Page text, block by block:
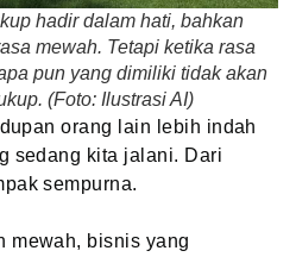
hadir dalam hati, bahkan
mewah. Tetapi ketika rasa
pun yang dimiliki tidak akan
(Foto: Ilustrasi AI)
orang lain lebih indah
sedang kita jalani. Dari
sempurna.
mewah, bisnis yang